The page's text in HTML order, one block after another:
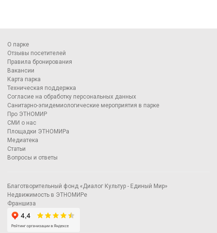
О парке
Отзывы посетителей
Правила бронирования
Вакансии
Карта парка
Техническая поддержка
Согласие на обработку персональных данных
Санитарно-эпидемиологические мероприятия в парке
Про ЭТНОМИР
СМИ о нас
Площадки ЭТНОМИРа
Медиатека
Статьи
Вопросы и ответы
Благотворительный фонд «Диалог Культур - Единый Мир»
Недвижимость в ЭТНОМИРе
Франшиза